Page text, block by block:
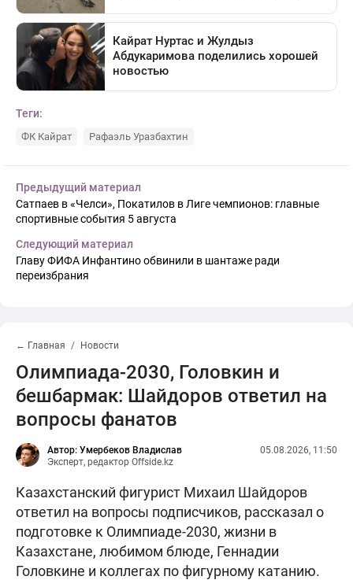
Теги:
ФК Кайрат Рафаэль Уразбахтин
Предыдущий материал
Сатпаев в «Челси», Покатилов в Лиге чемпионов: главные
спортивные события 5 августа
Следующий материал
Главу ФИФА Инфантино обвинили в шантаже ради
переизбрания
← Главная Новости
Олимпиада-2030, Головкин и
бешбармак: Шайдоров ответил на
вопросы фанатов
Автор: Умербеков Владислав
Эксперт, редактор Offside.kz
05.08.2026, 11:50
Казахстанский фигурист Михаил Шайдоров
ответил на вопросы подписчиков, рассказал о
подготовке к Олимпиаде-2030, жизни в
Казахстане, любимом блюде, Геннадии
Головкине и коллегах по фигурному катанию.